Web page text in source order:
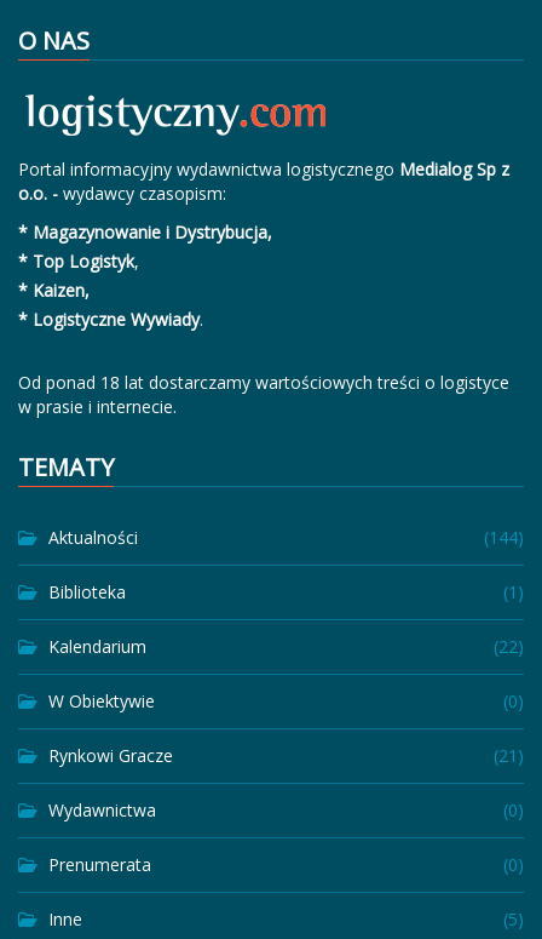
O NAS
Portal informacyjny wydawnictwa logistycznego Medialog Sp z
o.o. - wydawcy czasopism:
* Magazynowanie i Dystrybucja,
* Top Logistyk,
* Kaizen,
* Logistyczne Wywiady.
Od ponad 18 lat dostarczamy wartościowych treści o logistyce
w prasie i internecie.
TEMATY
Aktualności (144)
Biblioteka (1)
Kalendarium (22)
W Obiektywie (0)
Rynkowi Gracze (21)
Wydawnictwa (0)
Prenumerata (0)
Inne (5)